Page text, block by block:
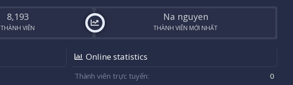
S
8,193
THÀNH VIÊN
Na nguyen
THÀNH VIÊN MỚI NHẤT
Online statistics
Thành viên trực tuyến
0